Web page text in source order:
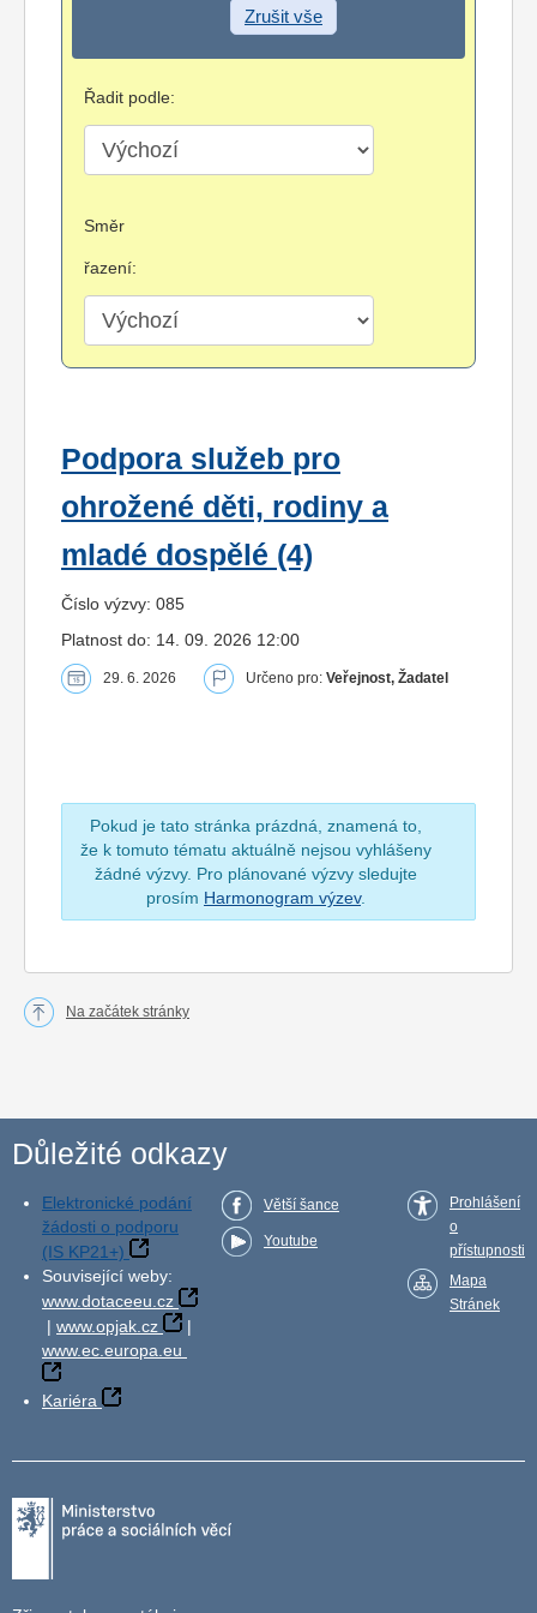
Zrušit vše
Řadit podle:
Směr
řazení:
Podpora služeb pro
ohrožené děti, rodiny a
mladé dospělé (4)
Číslo výzvy: 085
Platnost do: 14. 09. 2026 12:00
29. 6. 2026 Určeno pro: Veřejnost, Žadatel
Pokud je tato stránka prázdná, znamená to,
že k tomuto tématu aktuálně nejsou vyhlášeny
žádné výzvy. Pro plánované výzvy sledujte
prosím Harmonogram výzev.
Na začátek stránky
Důležité odkazy
Elektronické podání
žádosti o podporu
(IS KP21+)
Související weby:
www.dotaceeu.cz
| www.opjak.cz
|
www.ec.europa.eu
Kariéra
Větší šance
Youtube
Prohlášení
o
přístupnosti
Mapa
Stránek